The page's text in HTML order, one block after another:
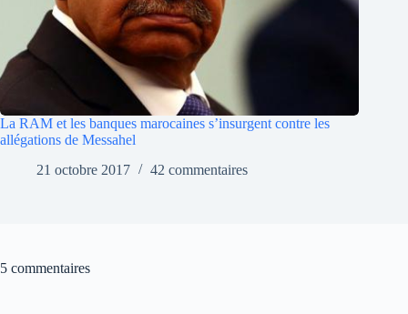
La RAM et les banques marocaines s’insurgent contre les
allégations de Messahel
21 octobre 2017
42 commentaires
5 commentaires